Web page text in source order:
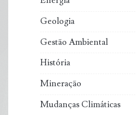
Geologia
Gestão Ambiental
História
Mineração
Mudanças Climáticas